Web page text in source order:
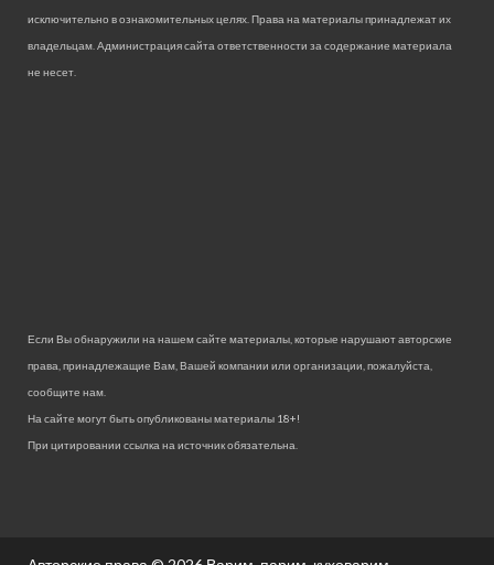
исключительно в ознакомительных целях. Права на материалы принадлежат их
владельцам. Администрация сайта ответственности за содержание материала
не несет.
Если Вы обнаружили на нашем сайте материалы, которые нарушают авторские
права, принадлежащие Вам, Вашей компании или организации, пожалуйста,
сообщите нам.
На сайте могут быть опубликованы материалы 18+!
При цитировании ссылка на источник обязательна.